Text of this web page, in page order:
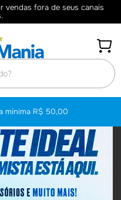
vendas fora de seus canais
mínimo R$ 599,90
TERMOS
MAIS
BUSCADOS
1º
Camisas
2 º Retrô